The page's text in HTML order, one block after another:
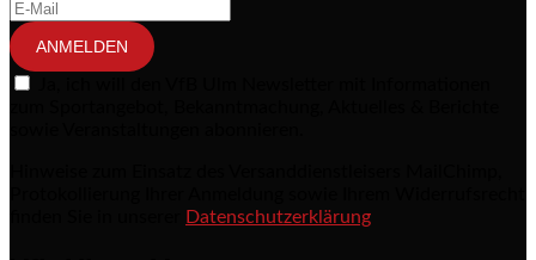
ANMELDEN
Datenschutzerklärung